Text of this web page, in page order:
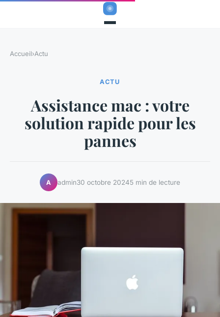
Accueil›Actu
ACTU
Assistance mac : votre
solution rapide pour les
pannes
A admin30 octobre 20245 min de lecture